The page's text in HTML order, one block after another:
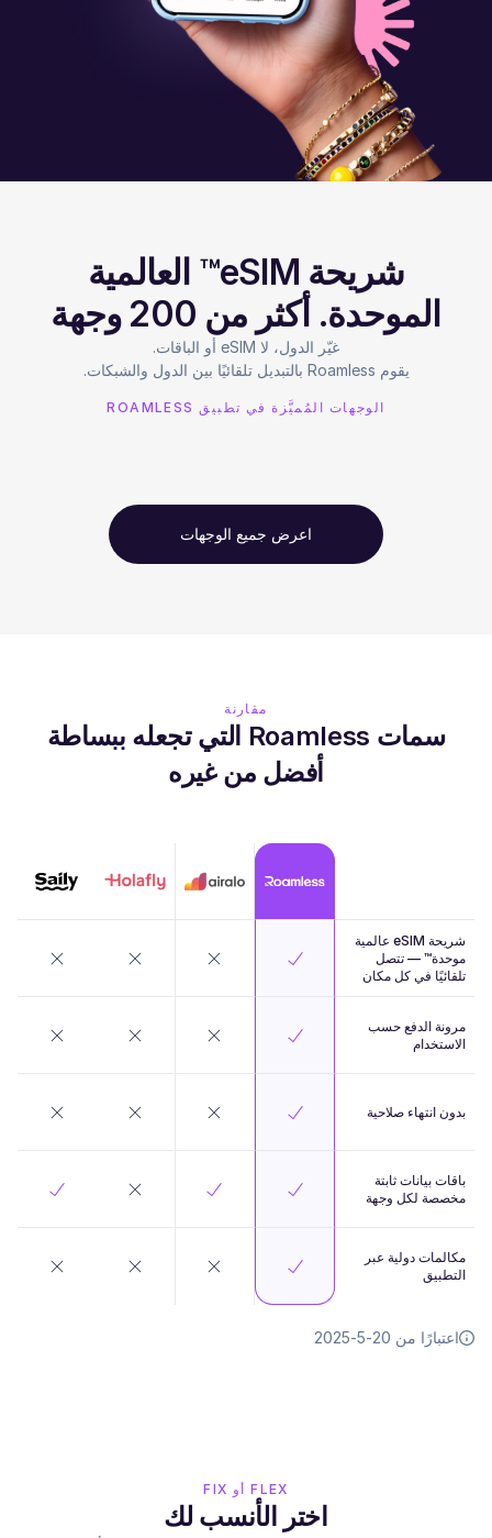
شريحة eSIM™ العالمية
الموحدة. أكثر من 200 وجهة
يقوم Roamless بالتبديل تلقائيًا بين الدول والشبكات.
الوجهات المُميَّزة في تطبيق ROAMLESS
اعرض جميع الوجهات
مقارنة
سمات Roamless التي تجعله ببساطة
أفضل من غيره
شريحة eSIM عالمية
موحدة™ — تتصل
تلقائيًا في كل مكان
مرونة الدفع حسب
الاستخدام
بدون انتهاء صلاحية
باقات بيانات ثابتة
مخصصة لكل وجهة
مكالمات دولية عبر
التطبيق
اعتبارًا من 20-5-2025
FLEX أو FIX
اختر الأنسب لك